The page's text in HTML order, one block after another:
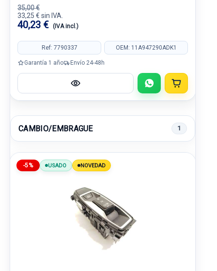
35,00 €
33,25 € sin IVA.
40,23 € (IVA incl.)
Ref: 7790337 OEM: 11A947290ADK1
Garantía 1 año Envío 24-48h
CAMBIO/EMBRAGUE 1
-5% USADO NOVEDAD